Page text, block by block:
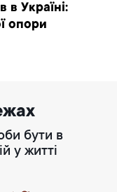
в Україні:
опори
бути в
у житті